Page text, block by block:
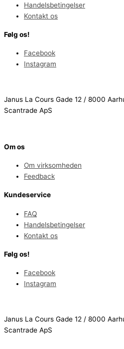
Handelsbetingelser
Kontakt os
Følg os!
Facebook
Instagram
Janus La Cours Gade 12 / 8000
Scantrade ApS
Om os
Om virksomheden
Feedback
Kundeservice
FAQ
Handelsbetingelser
Kontakt os
Følg os!
Facebook
Instagram
Janus La Cours Gade 12 / 8000
Scantrade ApS